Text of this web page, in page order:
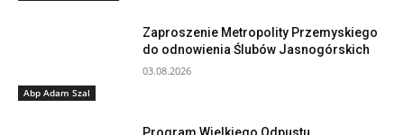
Abp Adam Szal
Zaproszenie Metropolity Przemyskiego
do odnowienia Ślubów Jasnogórskich
03.08.2026